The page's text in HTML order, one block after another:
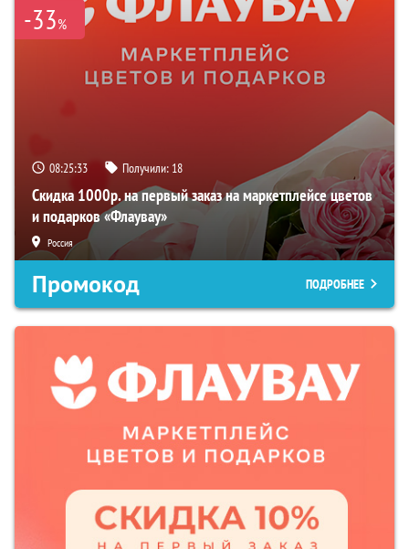
-33%
08:25:32 Получили: 18
Скидка 1000р. на первый заказ на маркетплейсе цветов
и подарков «Флаувау»
Россия
Промокод ПОДРОБНЕЕ